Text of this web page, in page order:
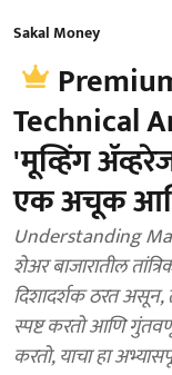
Sakal Money
Technical
'मूव्हिंग
एक अचूक आणि
Understanding
शेअर बाजारातील
दिशादर्शक ठरत असून,
स्पष्ट करतो आणि
करतो, याचा हा